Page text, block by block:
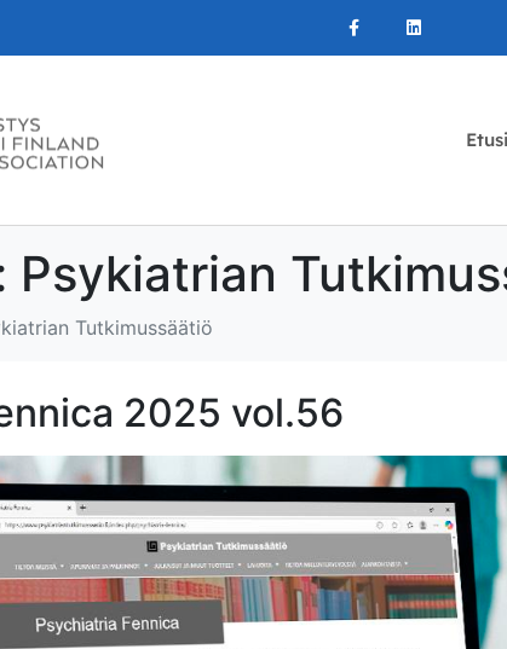
Psykiatrian
Tutkimussäätiö
2025 vol.56